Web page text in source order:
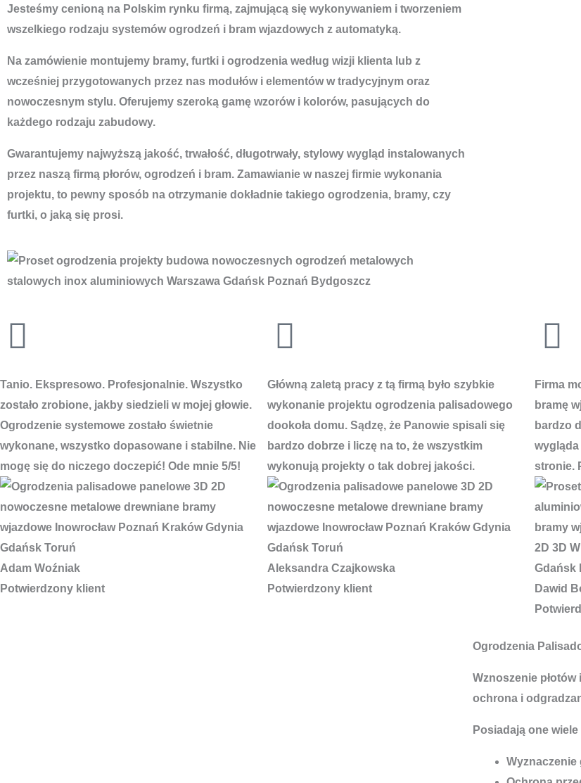
Jesteśmy cenioną na Polskim rynku firmą, zajmującą się wykonywaniem i tworzeniem
wszelkiego rodzaju systemów ogrodzeń i bram wjazdowych z automatyką.
Na zamówienie montujemy bramy, furtki i ogrodzenia według wizji klienta lub z
wcześniej przygotowanych przez nas modułów i elementów w tradycyjnym oraz
nowoczesnym stylu. Oferujemy szeroką gamę wzorów i kolorów, pasujących do
każdego rodzaju zabudowy.
Gwarantujemy najwyższą jakość, trwałość, długotrwały, stylowy wygląd instalowanych
przez naszą firmą płorów, ogrodzeń i bram. Zamawianie w naszej firmie wykonania
projektu, to pewny sposób na otrzymanie dokładnie takiego ogrodzenia, bramy, czy
furtki, o jaką się prosi.
Tanio. Ekspresowo. Profesjonalnie. Wszystko
zostało zrobione, jakby siedzieli w mojej głowie.
Ogrodzenie systemowe zostało świetnie
wykonane, wszystko dopasowane i stabilne. Nie
mogę się do niczego doczepić! Ode mnie 5/5!
Adam Woźniak
Potwierdzony klient
Główną zaletą pracy z tą firmą było szybkie
wykonanie projektu ogrodzenia palisadowego
dookoła domu. Sądzę, że Panowie spisali się
bardzo dobrze i liczę na to, że wszystkim
wykonują projekty o tak dobrej jakości.
Aleksandra Czajkowska
Potwierdzony klient
Firma
bramę
bardzo
wygląda
stronie.
Dawid
Ogrodzenia
Wznoszenie
ochrona i
Posiadają one
Wyznaczenie